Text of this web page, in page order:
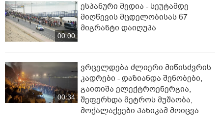
00:00
ესპანური მედია - სეუტამდე
მიღწევის მცდელობისას 67
მიგრანტი დაიღუპა
00:34
ვრცელდება ძლიერი მიწისძვრის
კადრები - დაზიანდა შენობები,
გაითიშა ელექტროენერგია,
შეფერხდა მეტროს მუშაობა,
მოქალაქეები პანიკამ მოიცვა